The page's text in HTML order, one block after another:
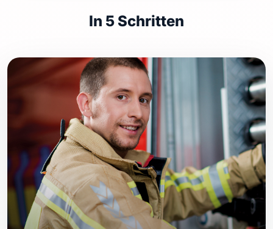
In 5 Schritten